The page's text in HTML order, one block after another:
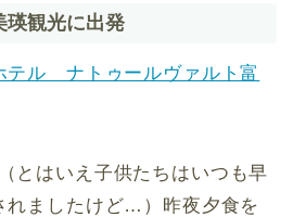
瑛観光に出発
テル ナトゥールヴァルト富
とはいえ子供たちはいつも早
れましたけど…）昨夜夕食を